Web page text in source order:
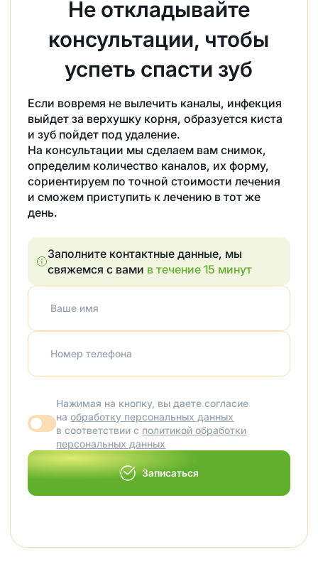
Не откладывайте
консультации, чтобы
успеть спасти зуб
Если вовремя не вылечить каналы, инфекция
выйдет за верхушку корня, образуется киста
и зуб пойдет под удаление.
На консультации мы сделаем вам снимок,
определим количество каналов, их форму,
сориентируем по точной стоимости лечения
и сможем приступить к лечению в тот же
день.
Заполните контактные данные, мы
свяжемся с вами в течение 15 минут
Ваше имя
Номер телефона
Нажимая на кнопку, вы даете согласие
наобработку персональных данных
в соответствии с политикой обработки
персональных данных
Записаться